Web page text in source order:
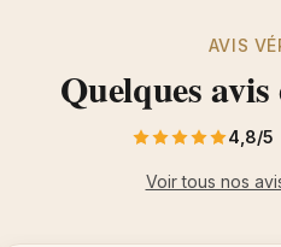
AVIS
Quelques
4,8/5
Voir tous nos